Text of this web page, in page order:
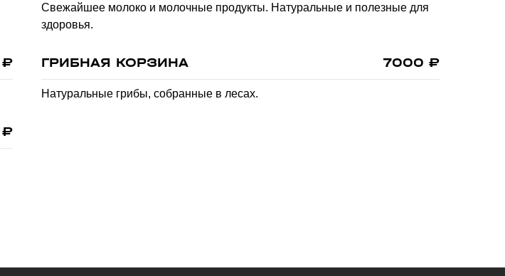
Свежайшее молоко и молочные продукты. Натуральные и полезные для
здоровья.
ГРИБНАЯ КОРЗИНА 7000 ₽
Натуральные грибы, собранные в лесах.